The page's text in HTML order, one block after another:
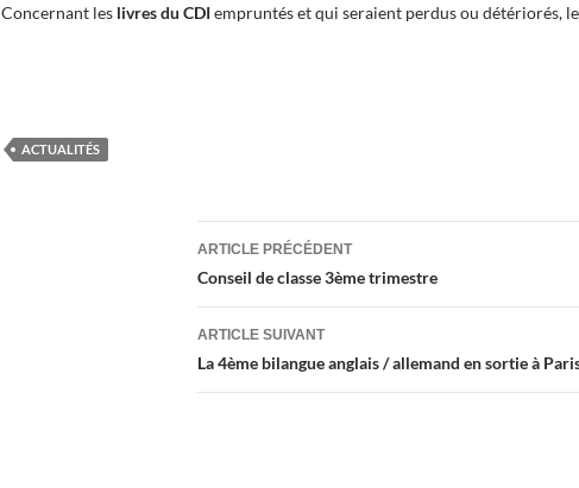
Concernant les livres du CDIempruntés et qui seraient perdus ou détériorés,
ACTUALITÉS
Navigation
des
articles
ARTICLE PRÉCÉDENT
Conseil de classe 3ème trimestre
ARTICLE SUIVANT
La 4ème bilangue anglais / allemand en sortie à